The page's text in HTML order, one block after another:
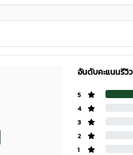
อันดับคะแนนรีวิว
5
4
3
2
1